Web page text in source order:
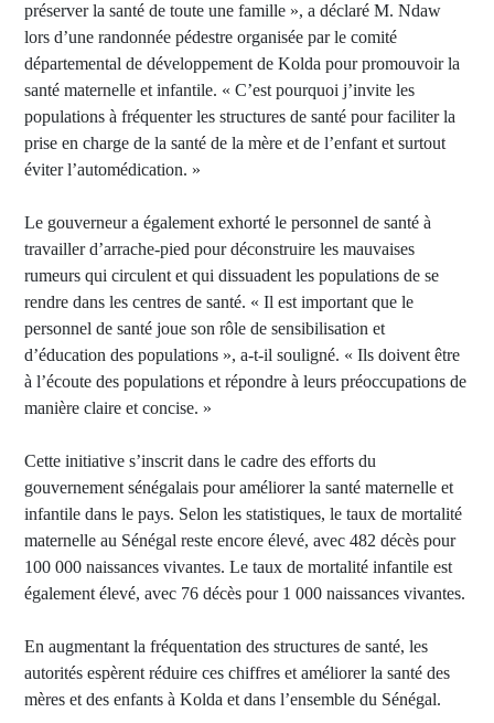
préserver la santé de toute une famille », a déclaré M. Ndaw
lors d’une randonnée pédestre organisée par le comité
départemental de développement de Kolda pour promouvoir la
santé maternelle et infantile. « C’est pourquoi j’invite les
populations à fréquenter les structures de santé pour faciliter la
prise en charge de la santé de la mère et de l’enfant et surtout
éviter l’automédication. »
Le gouverneur a également exhorté le personnel de santé à
travailler d’arrache-pied pour déconstruire les mauvaises
rumeurs qui circulent et qui dissuadent les populations de se
rendre dans les centres de santé. « Il est important que le
personnel de santé joue son rôle de sensibilisation et
d’éducation des populations », a-t-il souligné. « Ils doivent être
à l’écoute des populations et répondre à leurs préoccupations de
manière claire et concise. »
Cette initiative s’inscrit dans le cadre des efforts du
gouvernement sénégalais pour améliorer la santé maternelle et
infantile dans le pays. Selon les statistiques, le taux de mortalité
maternelle au Sénégal reste encore élevé, avec 482 décès pour
100 000 naissances vivantes. Le taux de mortalité infantile est
également élevé, avec 76 décès pour 1 000 naissances vivantes.
En augmentant la fréquentation des structures de santé, les
autorités espèrent réduire ces chiffres et améliorer la santé des
mères et des enfants à Kolda et dans l’ensemble du Sénégal.